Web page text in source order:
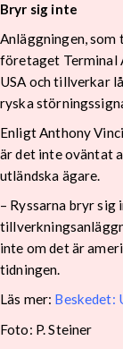
Bryr sig inte
Anläggningen,
företaget Terminal
USA och tillverkar
ryska
Enligt Anthony
är det inte oväntat
utländska ägare.
– Ryssarna bryr sig
inte om det är
tidningen.
Läs mer: Beskedet:
Foto: P. Steiner